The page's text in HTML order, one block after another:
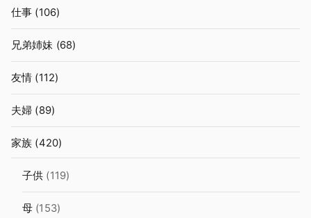
仕事 (106)
兄弟姉妹 (68)
友情 (112)
夫婦 (89)
家族 (420)
子供 (119)
母 (153)